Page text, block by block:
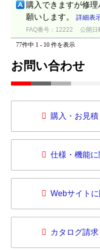
購入できますが修
願いします。 詳細表
FAQ番号：12222 公開日
77件中 1 - 10 件を表示
お問い合わせ
購入・お見
仕様・機能
Webサイト
カタログ請求